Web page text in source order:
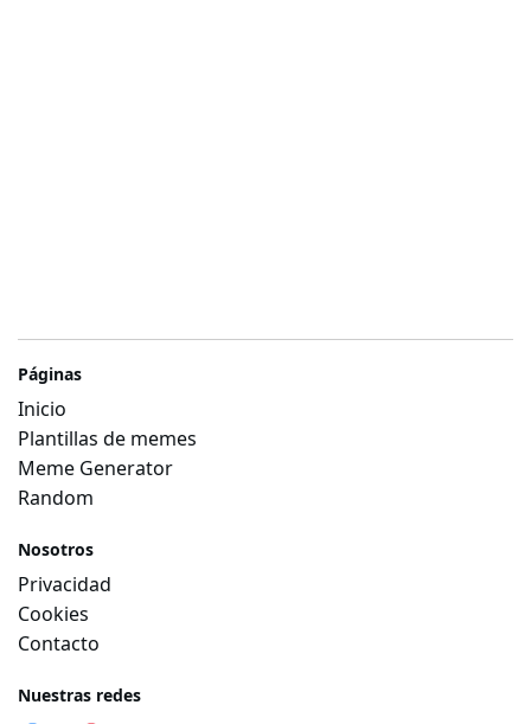
Páginas
Inicio
Plantillas de memes
Meme Generator
Random
Nosotros
Privacidad
Cookies
Contacto
Nuestras redes